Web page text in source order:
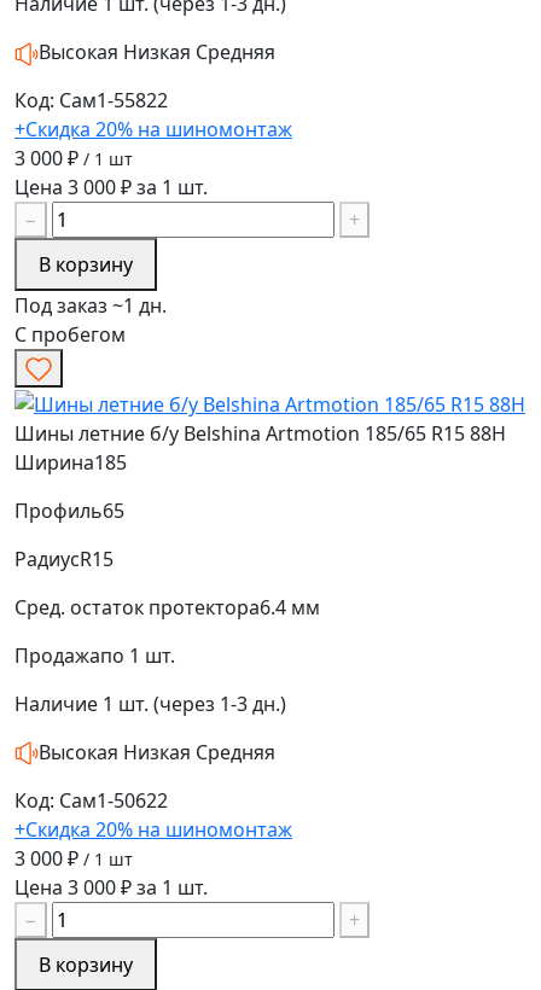
Высокая Низкая Средняя
Код: Сам1-55822
+Скидка 20% на шиномонтаж
3 000 ₽ / 1 шт
Цена 3 000 ₽ за 1 шт.
−
+
В корзину
Под заказ ~1 дн.
С пробегом
Шины летние б/у Belshina Artmotion 185/65 R15 88H
Ширина185
Профиль65
РадиусR15
Сред. остаток протектора6.4 мм
Продажапо 1 шт.
Наличие 1 шт. (через 1-3 дн.)
Высокая Низкая Средняя
Код: Сам1-50622
+Скидка 20% на шиномонтаж
3 000 ₽ / 1 шт
Цена 3 000 ₽ за 1 шт.
−
+
В корзину